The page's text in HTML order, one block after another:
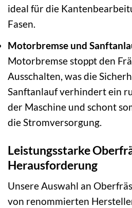
ideal für die
Fasen.
Motorbremse und
Motorbremse stoppt den
Ausschalten, was die
Sanftanlauf verhindert ein
der Maschine und schont
die Stromversorgung.
Leistungsstarke
Herausforderung
Unsere Auswahl an
von renommierten